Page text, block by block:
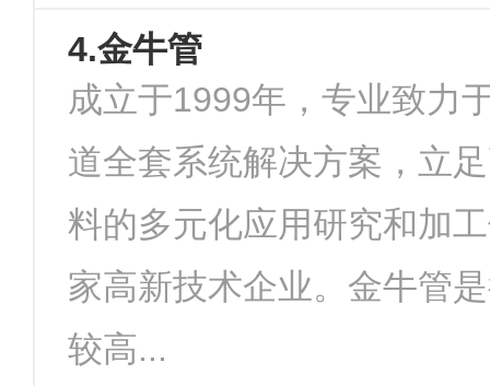
4.金牛管
成立于1999年，专业致力
道全套系统解决方案，立
料的多元化应用研究和加
家高新技术企业。金牛管
较高...